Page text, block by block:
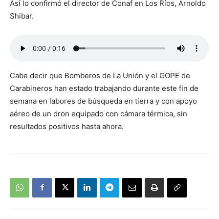
Así lo confirmó el director de Conaf en Los Ríos, Arnoldo
Shibar.
Cabe decir que Bomberos de La Unión y el GOPE de
Carabineros han estado trabajando durante este fin de
semana en labores de búsqueda en tierra y con apoyo
aéreo de un dron equipado con cámara térmica, sin
resultados positivos hasta ahora.